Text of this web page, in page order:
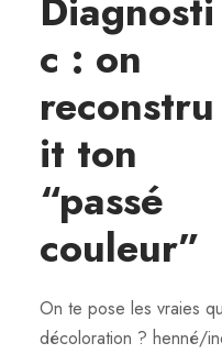
Diagnosti
c : on
reconstru
it ton
“passé
couleur”
On te pose les vraies
décoloration ? henné/